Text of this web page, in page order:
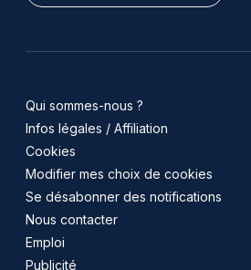
Qui sommes-nous ?
Infos légales / Affiliation
Cookies
Modifier mes choix de cookies
Se désabonner des notifications
Nous contacter
Emploi
Publicité